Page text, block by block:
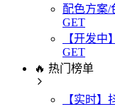
配色方案/
GET
【开发中
GET
🔥 热门榜单
【实时】